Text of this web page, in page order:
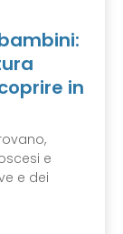
in
e
e dei